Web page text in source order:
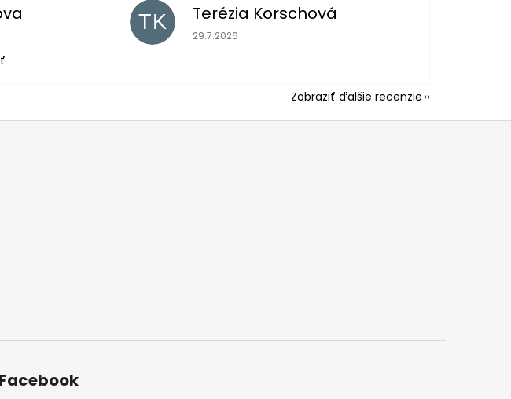
5 z 5 hviezdičiek. TK Terézia Korschová
Hodnotenie obchodu je 5 z 5 hviezdičiek.
29.7.2026
Zobraziť ďalšie recenzie
Facebook